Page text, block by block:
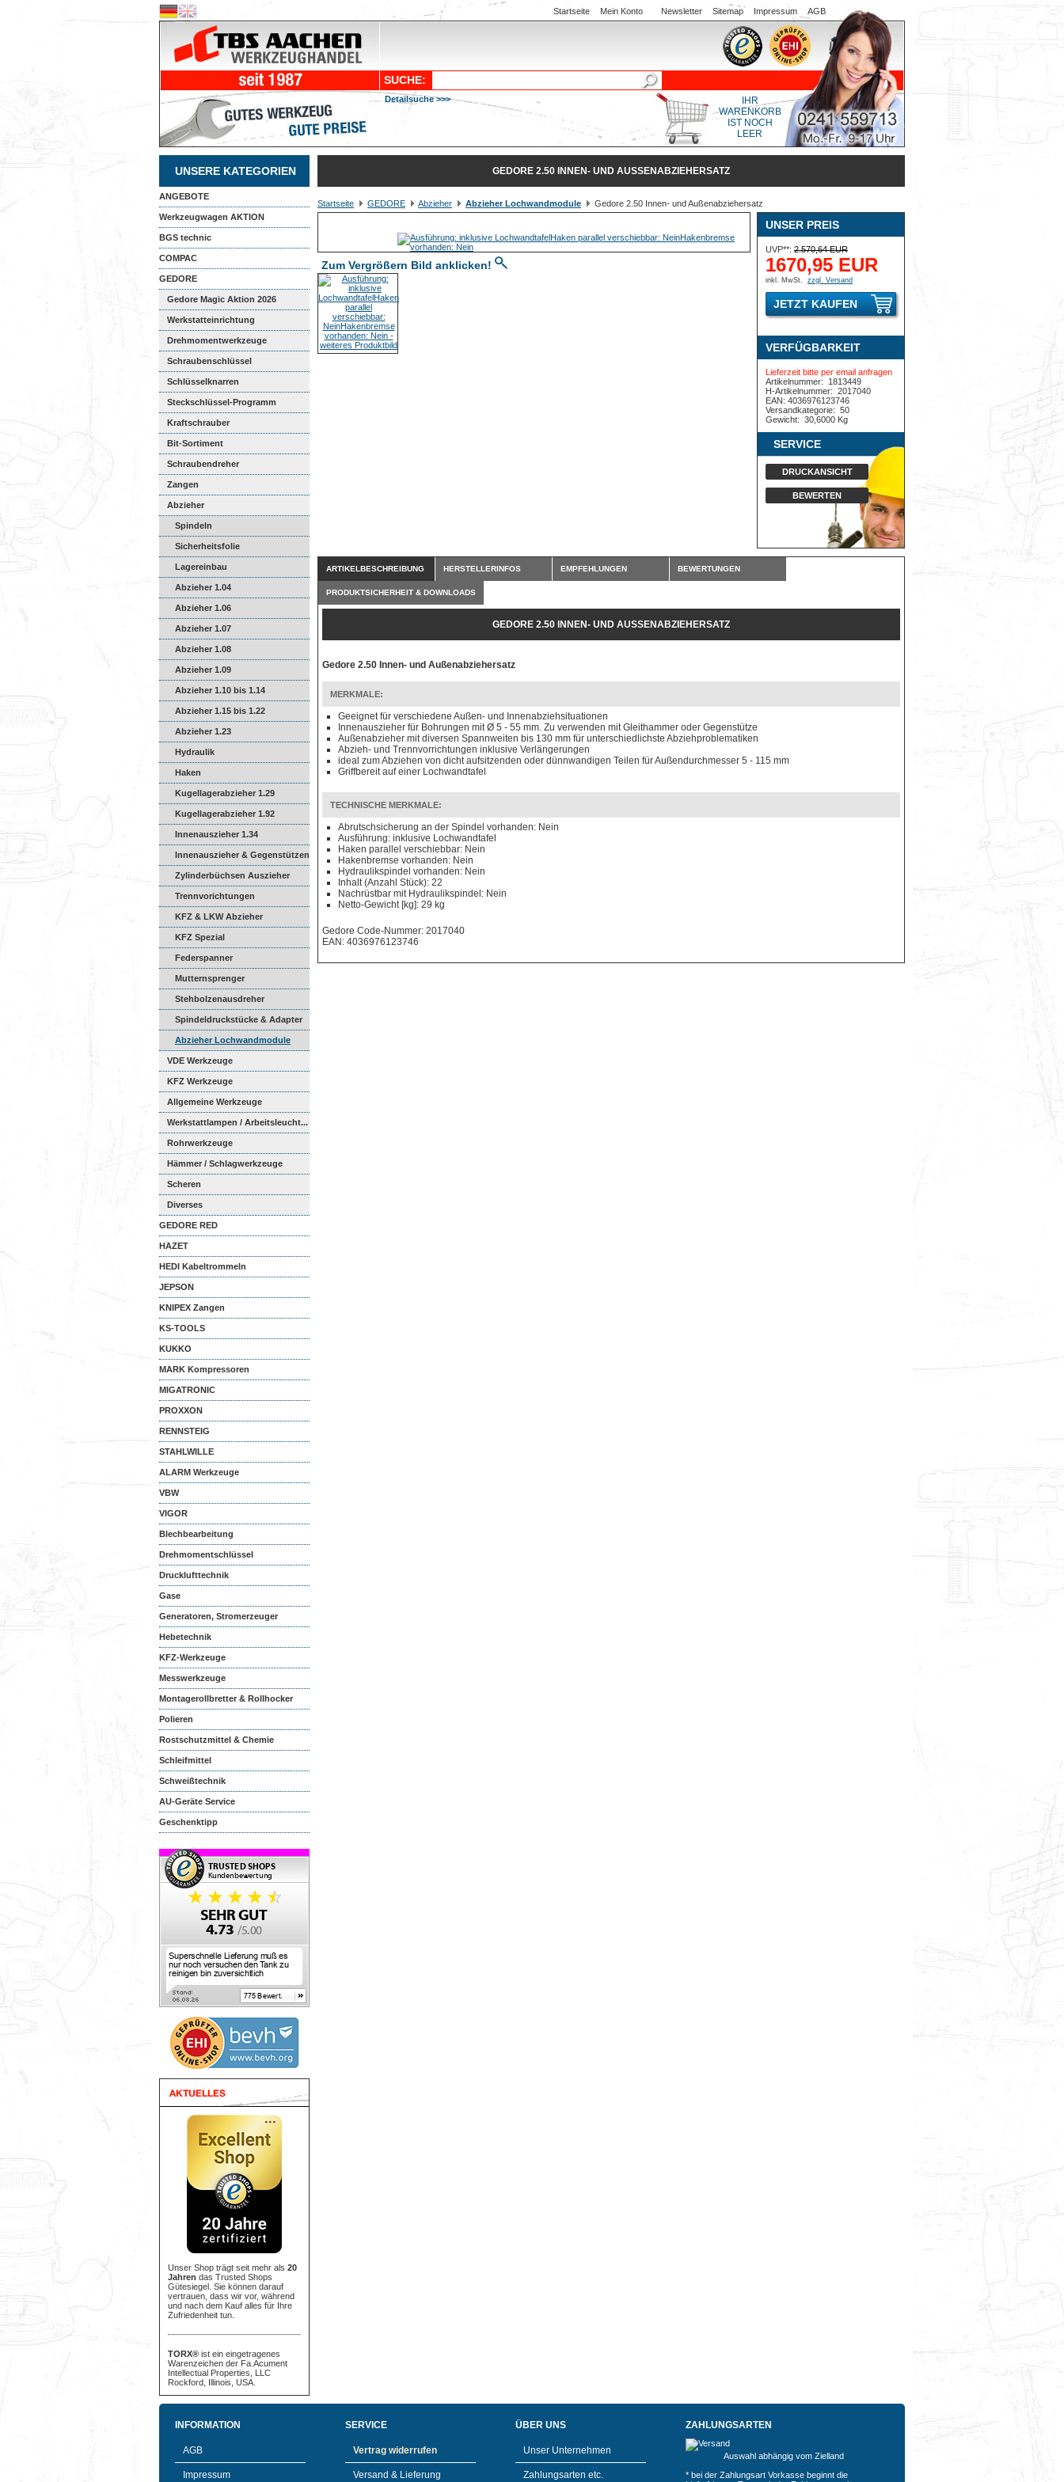
Startseite Mein Konto Newsletter Sitemap Impressum AGB
SUCHE:
Detailsuche >>>
IHR
WARENKORB
IST NOCH
LEER
UNSERE KATEGORIEN
ANGEBOTE
Werkzeugwagen AKTION
BGS technic
COMPAC
GEDORE
Gedore Magic Aktion 2026
Werkstatteinrichtung
Drehmomentwerkzeuge
Schraubenschlüssel
Schlüsselknarren
Steckschlüssel-Programm
Kraftschrauber
Bit-Sortiment
Schraubendreher
Zangen
Abzieher
Spindeln
Sicherheitsfolie
Lagereinbau
Abzieher 1.04
Abzieher 1.06
Abzieher 1.07
Abzieher 1.08
Abzieher 1.09
Abzieher 1.10 bis 1.14
Abzieher 1.15 bis 1.22
Abzieher 1.23
Hydraulik
Haken
Kugellagerabzieher 1.29
Kugellagerabzieher 1.92
Innenauszieher 1.34
Innenauszieher & Gegenstützen
Zylinderbüchsen Auszieher
Trennvorichtungen
KFZ & LKW Abzieher
KFZ Spezial
Federspanner
Mutternsprenger
Stehbolzenausdreher
Spindeldruckstücke & Adapter
Abzieher Lochwandmodule
VDE Werkzeuge
KFZ Werkzeuge
Allgemeine Werkzeuge
Werkstattlampen / Arbeitsleucht...
Rohrwerkzeuge
Hämmer / Schlagwerkzeuge
Scheren
Diverses
GEDORE RED
HAZET
HEDI Kabeltrommeln
JEPSON
KNIPEX Zangen
KS-TOOLS
KUKKO
MARK Kompressoren
MIGATRONIC
PROXXON
RENNSTEIG
STAHLWILLE
ALARM Werkzeuge
VBW
VIGOR
Blechbearbeitung
Drehmomentschlüssel
Drucklufttechnik
Gase
Generatoren, Stromerzeuger
Hebetechnik
KFZ-Werkzeuge
Messwerkzeuge
Montagerollbretter & Rollhocker
Polieren
Rostschutzmittel & Chemie
Schleifmittel
Schweißtechnik
AU-Geräte Service
Geschenktipp
Unser Shop trägt seit mehr als 20
Jahren das Trusted Shops
Gütesiegel. Sie können darauf
vertrauen, dass wir vor, während
und nach dem Kauf alles für Ihre
Zufriedenheit tun.
TORX® ist ein eingetragenes
Warenzeichen der Fa.Acument
Intellectual Properties, LLC
Rockford, Illinois, USA.
GEDORE 2.50 INNEN- UND AUSSENABZIEHERSATZ
Startseite GEDORE Abzieher Abzieher Lochwandmodule Gedore 2.50 Innen- und Außenabziehersatz
Zum Vergrößern Bild anklicken!
UNSER PREIS
UVP**: 2.570,64 EUR
1670,95 EUR
inkl. MwSt. zzgl. Versand
JETZT KAUFEN
VERFÜGBARKEIT
Lieferzeit bitte per email anfragen
Artikelnummer:
1813449
H-Artikelnummer: 2017040
EAN: 4036976123746
Versandkategorie: 50
Gewicht: 30,6000 Kg
SERVICE
DRUCKANSICHT
BEWERTEN
ARTIKELBESCHREIBUNG HERSTELLERINFOS EMPFEHLUNGEN BEWERTUNGEN
PRODUKTSICHERHEIT & DOWNLOADS
GEDORE 2.50 INNEN- UND AUSSENABZIEHERSATZ
Gedore 2.50 Innen- und Außenabziehersatz
MERKMALE:
Geeignet für verschiedene Außen- und Innenabziehsituationen
Innenauszieher für Bohrungen mit Ø 5 - 55 mm. Zu verwenden mit Gleithammer oder Gegenstütze
Außenabzieher mit diversen Spannweiten bis 130 mm für unterschiedlichste Abziehproblematiken
Abzieh- und Trennvorrichtungen inklusive Verlängerungen
ideal zum Abziehen von dicht aufsitzenden oder dünnwandigen Teilen für Außendurchmesser 5 - 115 mm
Griffbereit auf einer Lochwandtafel
TECHNISCHE MERKMALE:
Abrutschsicherung an der Spindel vorhanden: Nein
Ausführung: inklusive Lochwandtafel
Haken parallel verschiebbar: Nein
Hakenbremse vorhanden: Nein
Hydraulikspindel vorhanden: Nein
Inhalt (Anzahl Stück): 22
Nachrüstbar mit Hydraulikspindel: Nein
Netto-Gewicht [kg]: 29 kg
Gedore Code-Nummer: 2017040
EAN: 4036976123746
INFORMATION
AGB
Impressum
SERVICE
Vertrag widerrufen
Versand & Lieferung
ÜBER UNS
Unser Unternehmen
Zahlungsarten etc.
ZAHLUNGSARTEN
Auswahl abhängig vom Zielland
* bei der Zahlungsart Vorkasse beginnt die